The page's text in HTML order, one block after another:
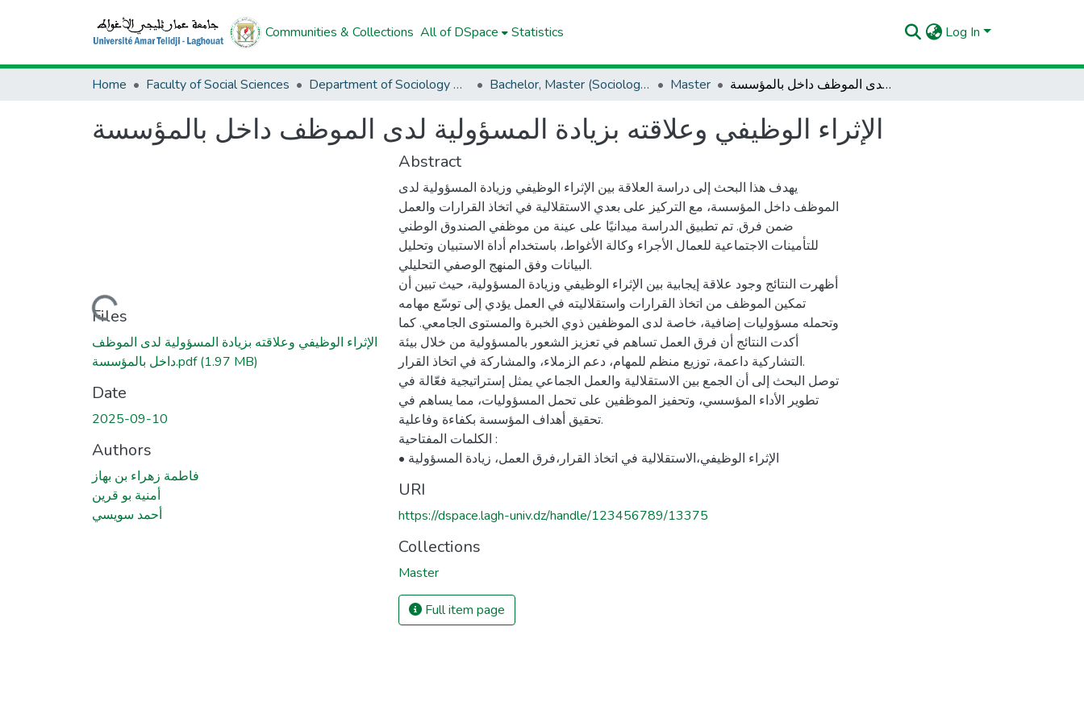
Communities & Collections All of DSpace Statistics Log In
Home Faculty of Social Sciences Department of Sociology And Demography Bachelor, Master (Sociology And Demography) Master الإثراء الوظيفي وعلاقته بزيادة المسؤولية لدى الموظف داخل بالمؤسسة
الإثراء الوظيفي وعلاقته بزيادة المسؤولية لدى الموظف داخل بالمؤسسة
Loading...
Files
الإثراء الوظيفي وعلاقته بزيادة المسؤولية لدى الموظف
داخل بالمؤسسة.pdf(1.97 MB)
Date
2025-09-10
Authors
فاطمة زهراء بن بهاز
أمنية بو قرين
أحمد سويسي
Abstract
يهدف هذا البحث إلى دراسة العلاقة بين الإثراء الوظيفي وزيادة المسؤولية لدى
الموظف داخل المؤسسة، مع التركيز على بعدي الاستقلالية في اتخاذ القرارات والعمل
ضمن فرق. تم تطبيق الدراسة ميدانيًا على عينة من موظفي الصندوق الوطني
للتأمينات الاجتماعية للعمال الأجراء وكالة الأغواط، باستخدام أداة الاستبيان وتحليل
البيانات وفق المنهج الوصفي التحليلي.
أظهرت النتائج وجود علاقة إيجابية بين الإثراء الوظيفي وزيادة المسؤولية، حيث تبين أن
تمكين الموظف من اتخاذ القرارات واستقلاليته في العمل يؤدي إلى توسّع مهامه
وتحمله مسؤوليات إضافية، خاصة لدى الموظفين ذوي الخبرة والمستوى الجامعي. كما
أكدت النتائج أن فرق العمل تساهم في تعزيز الشعور بالمسؤولية من خلال بيئة
التشاركية داعمة، توزيع منظم للمهام، دعم الزملاء، والمشاركة في اتخاذ القرار.
توصل البحث إلى أن الجمع بين الاستقلالية والعمل الجماعي يمثل إستراتيجية فعّالة في
تطوير الأداء المؤسسي، وتحفيز الموظفين على تحمل المسؤوليات، مما يساهم في
تحقيق أهداف المؤسسة بكفاءة وفاعلية.
الكلمات المفتاحية :
• الإثراء الوظيفي،الاستقلالية في اتخاذ القرار،فرق العمل، زيادة المسؤولية
URI
https://dspace.lagh-univ.dz/handle/123456789/13375
Collections
Master
Full item page